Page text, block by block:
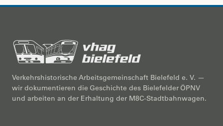
Verkehrshistorische Arbeitsgemeinschaft Bielefeld e. V. —
wir dokumentieren die Geschichte des Bielefelder ÖPNV
und arbeiten an der Erhaltung der M8C-Stadtbahnwagen.